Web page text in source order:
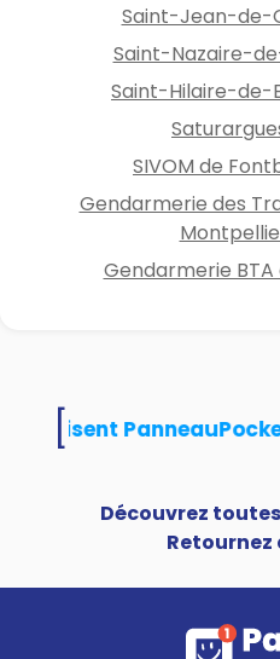
Saint-Jean-de-
Saint-Nazaire-
Saint-Hilaire-de-
SIVOM de
Gendarmerie des
Gendarmerie
utilisent PanneauPocket
Découvrez